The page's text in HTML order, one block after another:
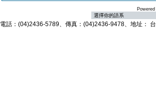
電話：(04)2436-5789、傳真：(04)2436-9478、地址：